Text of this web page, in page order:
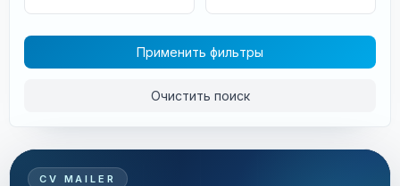
Применить фильтры
Очистить поиск
CV MAILER